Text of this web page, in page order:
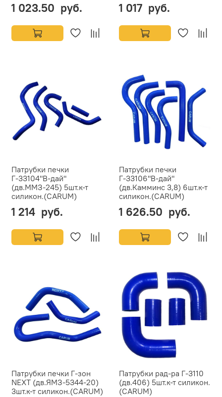
1 023.50 руб. 1 017 руб.
Патрубки печки
Г-33104"В-дай"
(дв.ММЗ-245) 5шт.к-т
силикон.(CARUM)
1 214 руб.
Патрубки печки
Г-33106"В-дай"
(дв.Камминс 3,8) 6шт.к-т
силикон.(CARUM)
1 626.50 руб.
Патрубки печки Г-зон
NEXT (дв.ЯМЗ-5344-20)
3шт.к-т силикон.(CARUM)
Патрубки рад-ра Г-3110
(дв.406) 5шт.к-т силикон.
(CARUM)